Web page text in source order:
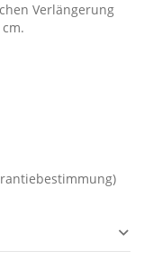
Verlängerung